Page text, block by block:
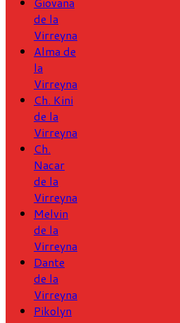
de la
Virreyna
Alma de
la
Virreyna
Ch. Kini
de la
Virreyna
Ch.
Nacar
de la
Virreyna
Melvin
de la
Virreyna
Dante
de la
Virreyna
Pikolyn